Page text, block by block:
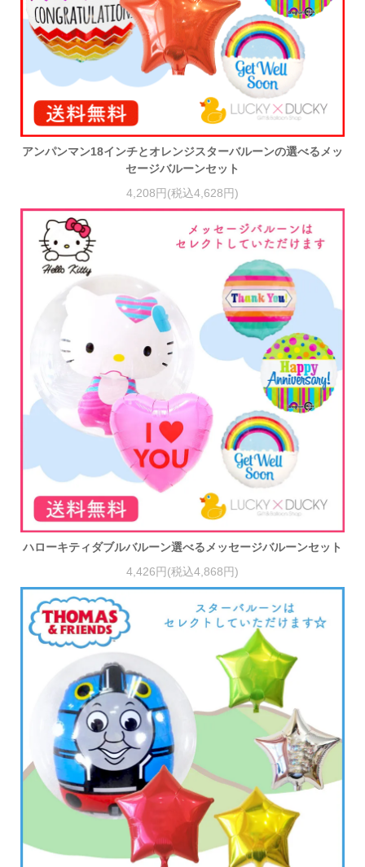
アンパンマン18インチとオレンジスターバルーンの選べるメッ
セージバルーンセット
4,208円(税込4,628円)
ハローキティダブルバルーン選べるメッセージバルーンセット
4,426円(税込4,868円)